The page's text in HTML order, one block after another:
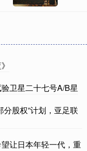
卫星二十七号A/B星
股权”计划，亚足联
让日本年轻一代，重